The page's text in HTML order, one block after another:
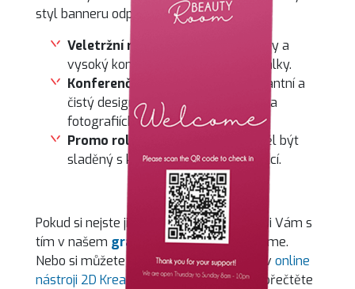
styl banneru odpovídal stylu akce.
Veletržní roll-up
si žádá syté barvy a
vysoký kontrast, aby byl vidět i z dálky.
Konferenční roll-up
si říká o elegantní a
čistý design, který dobře vypadá i na
fotografiích z akce.
Promo roll-up do prodejny
by měl být
sladěný s kampaní nebo sezónní akcí.
Pokud si nejste jistí, jak návrh uchopit, rádi Vám s
tím v našem grafickém studiupomůžeme.
Nebo si můžete roll-up navrhnout sami v online
nástroji 2D Kreator . Ještě předtím si ale přečtěte